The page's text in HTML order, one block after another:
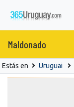
Maldonado
Estás en Uruguai